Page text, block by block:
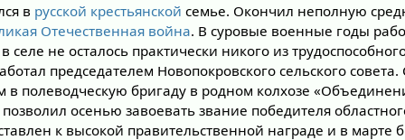
в русской крестьянской семье. Окончил неполную
Отечественная война. В суровые военные годы
не осталось практически никого из
председателем Новопокровского сельского
полеводческую бригаду в родном колхозе
осенью завоевать звание победителя
к высокой правительственной награде и в марте